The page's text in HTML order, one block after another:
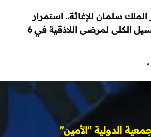
سلمان للإغاثة.. استمرار
تأمين أدوية غسيل الكلى لمرضى اللاذقية في 6
الدولية "الأمين"